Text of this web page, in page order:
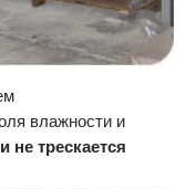
влажности и
не трескается